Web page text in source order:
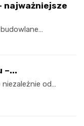
najważniejsze
–...
od…